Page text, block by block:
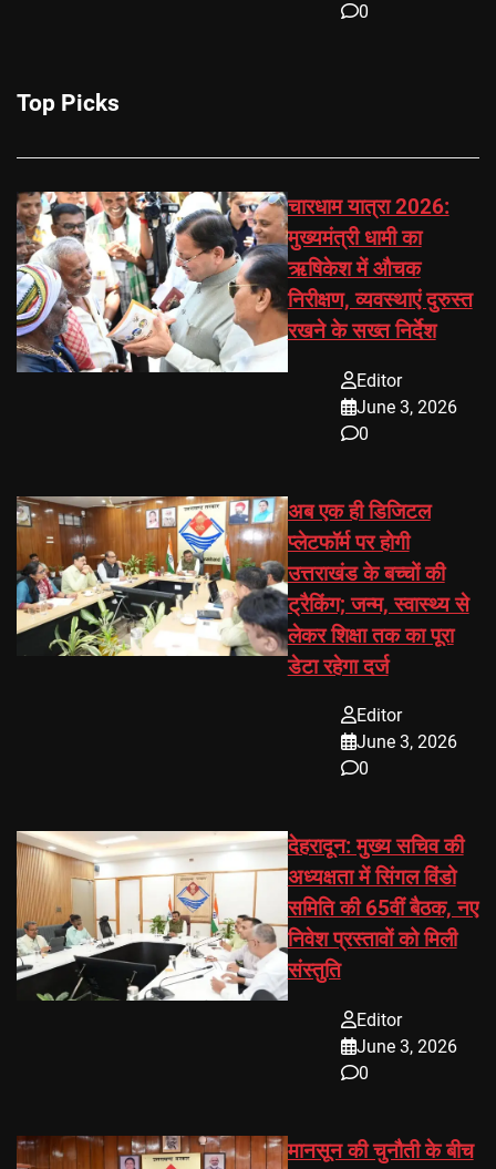
0
Top Picks
चारधाम यात्रा 2026:
मुख्यमंत्री धामी का
ऋषिकेश में औचक
निरीक्षण, व्यवस्थाएं दुरुस्त
रखने के सख्त निर्देश
Editor
June 3, 2026
0
अब एक ही डिजिटल
प्लेटफॉर्म पर होगी
उत्तराखंड के बच्चों की
ट्रैकिंग; जन्म, स्वास्थ्य से
लेकर शिक्षा तक का पूरा
डेटा रहेगा दर्ज
Editor
June 3, 2026
0
देहरादून: मुख्य सचिव की
अध्यक्षता में सिंगल विंडो
समिति की 65वीं बैठक, नए
निवेश प्रस्तावों को मिली
संस्तुति
Editor
June 3, 2026
0
मानसून की चुनौती के बीच